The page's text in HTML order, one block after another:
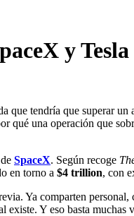
y
que tendría que superar
qué una operación que
SpaceX. Según recoge
en torno a $4 trillion, con
Ya comparten
Y eso basta muchas